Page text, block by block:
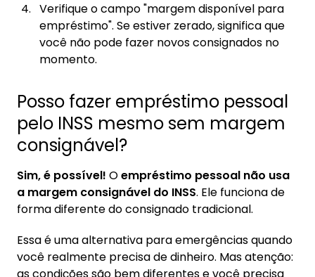
Verifique o campo "margem disponível para
empréstimo". Se estiver zerado, significa que
você não pode fazer novos consignados no
momento.
Posso fazer empréstimo pessoal
pelo INSS mesmo sem margem
consignável?
Sim, é possível! Oempréstimo pessoal não usa
a margem consignável do INSS. Ele funciona de
forma diferente do consignado tradicional.
Essa é uma alternativa para emergências quando
você realmente precisa de dinheiro. Mas atenção: